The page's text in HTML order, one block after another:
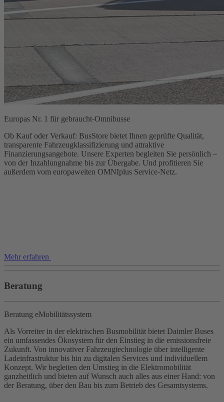
Europas Nr. 1 für gebraucht-Omnibusse
Ob Kauf oder Verkauf: BusStore bietet Ihnen geprüfte Qualität,
transparente Fahrzeugklassifizierung und attraktive
Finanzierungsangebote. Unsere Experten begleiten Sie persönlich –
von der Inzahlungnahme bis zur Übergabe. Und profitieren Sie
außerdem vom europaweiten OMNIplus Service-Netz.
Mehr erfahren
Beratung
Beratung eMobilitätssystem
Als Vorreiter in der elektrischen Busmobilität bietet Daimler Buses
ein umfassendes Ökosystem für den Einstieg in die emissionsfreie
Zukunft. Von innovativer Fahrzeugtechnologie über intelligente
Ladeinfrastruktur bis hin zu digitalen Services und individuellem
Konzept. Wir begleiten den Umstieg in die Elektromobilität
ganzheitlich und bieten auf Wunsch auch alles aus einer Hand: von
der Beratung, über den Bau bis zum Betrieb des Gesamtsystems.